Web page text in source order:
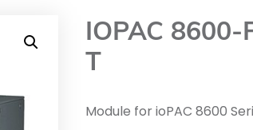
IOPAC
T
Module for ioPAC 8600